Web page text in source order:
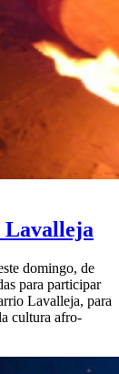
Lavalleja
domingo, de
para participar
Lavalleja, para
cultura afro-